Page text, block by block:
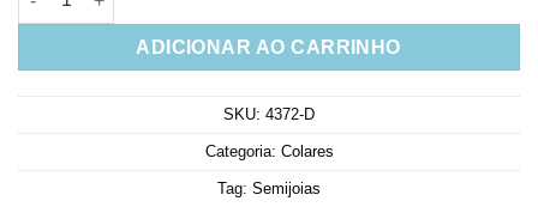
ADICIONAR AO CARRINHO
SKU: 4372-D
Categoria: Colares
Tag: Semijoias